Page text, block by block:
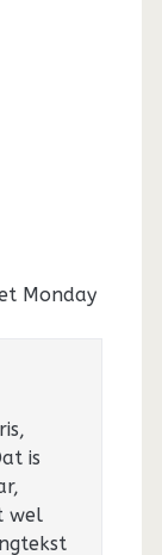
Monday
is
wel